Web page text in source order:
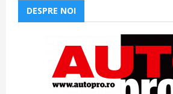
DESPRE NOI